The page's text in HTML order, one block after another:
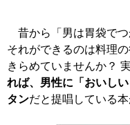
昔から「男は胃袋でつ
それができるのは料理
きらめていませんか？
れば、男性に「おいし
タンだと提唱している本